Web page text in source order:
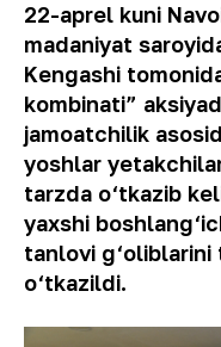
22-aprel kuni
madaniyat
Kengashi
kombinati”
jamoatchilik
yoshlar
tarzda o‘tkazib
yaxshi
tanlovi
o‘tkazildi.